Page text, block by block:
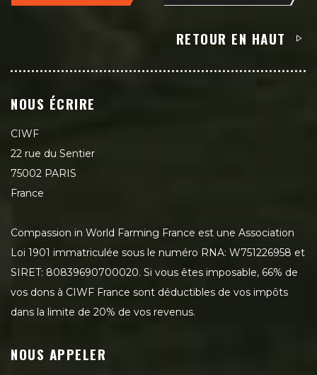
RETOUR EN HAUT
NOUS ÉCRIRE
CIWF
22 rue du Sentier
75002 PARIS
France
Compassion in World Farming France est une Association
Loi 1901 immatriculée sous le numéro RNA: W751226958 et
SIRET: 80839690700020. Si vous êtes imposable, 66% de
vos dons à CIWF France sont déductibles de vos impôts
dans la limite de 20% de vos revenus.
NOUS APPELER